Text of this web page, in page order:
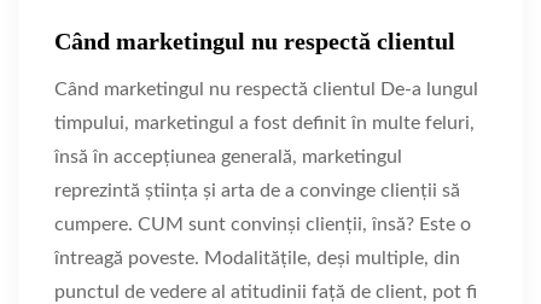
Când marketingul nu respectă clientul
Când marketingul nu respectă clientul De-a lungul
timpului, marketingul a fost definit în multe feluri,
însă în accepțiunea generală, marketingul
reprezintă știința și arta de a convinge clienții să
cumpere. CUM sunt convinși clienții, însă? Este o
întreagă poveste. Modalitățile, deși multiple, din
punctul de vedere al atitudinii față de client, pot fi